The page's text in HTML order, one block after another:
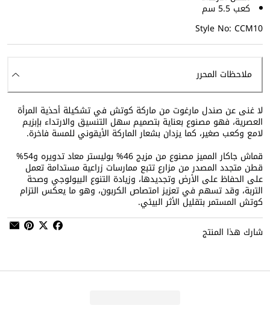
كعب 5.5 سم
Style No: CCM10
ملاحظات المحرر
لا غنى عن صندل مارغوت من ماركة كوتش في تشكيلة أحذية المرأة
العصرية، فهو مصنوع بعناية بتصميم سهل التنسيق والارتداء بإبزيم
لامع وكعب صغير، كما يزدان بشعار الماركة الأيقوني للمسة فاخرة.
قماش جاكار المميز مصنوع من مزيج 46% بوليستر معاد تدويره و54%
قطن متجدد المصدر من مزارع تتبع ممارسات زراعية مستدامة تعمل
على الحفاظ على الأرض وتجديدها، وزيادة التنوع البيولوجي وصحة
التربة، وقد تسهم في تعزيز امتصاص الكربون، وهو ما يعكس التزام
كوتش المستمر بتقليل الأثر البيئي.
شارك هذا المنتج